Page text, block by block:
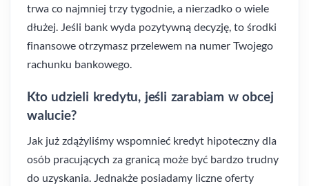
trwa co najmniej trzy tygodnie, a nierzadko o wiele
dłużej. Jeśli bank wyda pozytywną decyzję, to środki
finansowe otrzymasz przelewem na numer Twojego
rachunku bankowego.
Kto udzieli kredytu, jeśli zarabiam w obcej
walucie?
Jak już zdążyliśmy wspomnieć kredyt hipoteczny dla
osób pracujących za granicą może być bardzo trudny
do uzyskania. Jednakże posiadamy liczne oferty